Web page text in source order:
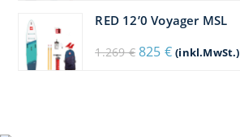
1.449 € 1.304 €.
RED 12’0 Voyager MSL
1.269€ Ursprünglicher
Preis
825 €Aktueller
Preis
(inkl.MwSt.)